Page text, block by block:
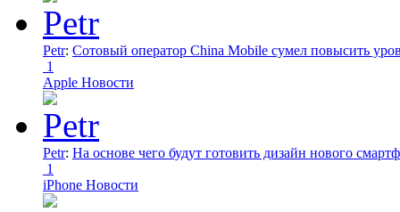
Petr: Сотовый оператор China Mobile сумел повысить
1
Apple Новости
Petr: На основе чего будут готовить дизайн нового
1
iPhone Новости